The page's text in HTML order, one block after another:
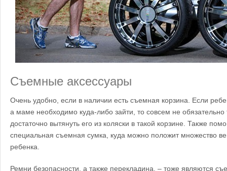
Съемные аксессуары
Очень удобно, если в наличии есть съемная корзина. Если
а маме необходимо куда-либо зайти, то совсем не
достаточно вытянуть его из коляски в такой корзине. Также
специальная съемная сумка, куда можно положит множество
ребенка.
Ремни безопасности, а также перекладина, – тоже являются